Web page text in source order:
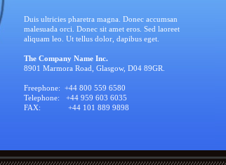
Duis ultricies pharetra magna. Donec accumsan
malesuada orci. Donec sit amet eros. Sed laoreet
aliquam leo. Ut tellus dolor, dapibus eget.
The Company Name Inc.
8901 Marmora Road, Glasgow, D04 89GR.
Freephone: +44 800 559 6580
Telephone: +44 959 603 6035
FAX: +44 101 889 9898